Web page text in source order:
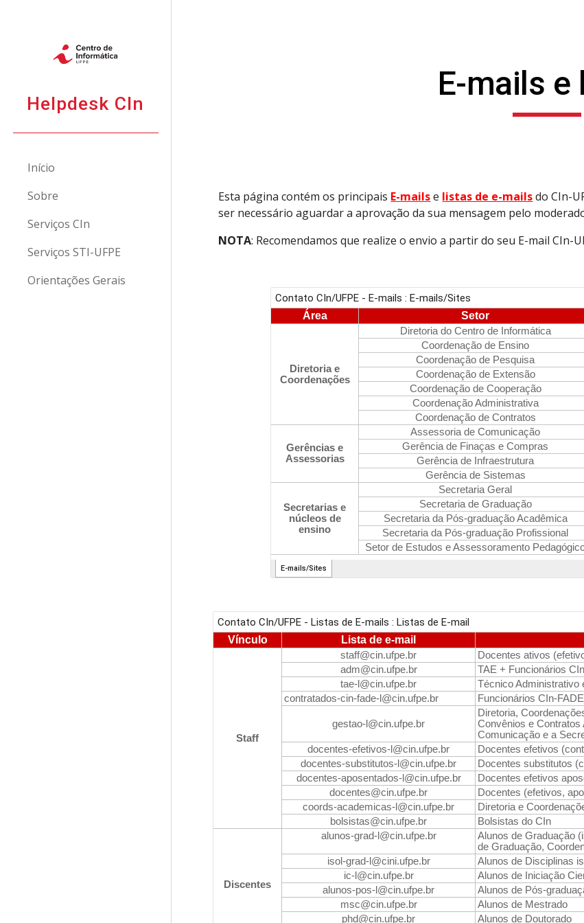
Helpdesk CIn
Início
Sobre
Serviços CIn
Serviços STI-UFPE
Orientações Gerais
E-mails e
Esta página contémos principais E-mailse listas de e-mailsdo CIn-
ser necessário aguardar a aprovação da sua mensagem pelo
NOTA: Recomendamos que realize o envio a partir do seu E-mail CIn-